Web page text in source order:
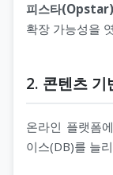
피스타(Opstar)
확장 가능성을
2. 콘텐츠 기
온라인 플랫폼
이스(DB)를 늘